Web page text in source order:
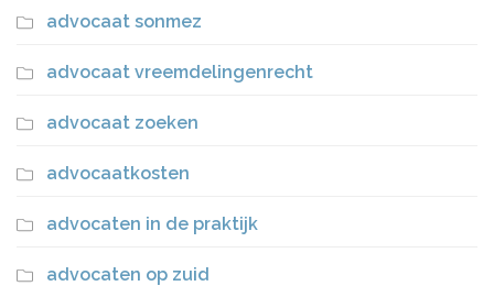
advocaat sonmez
advocaat vreemdelingenrecht
advocaat zoeken
advocaatkosten
advocaten in de praktijk
advocaten op zuid